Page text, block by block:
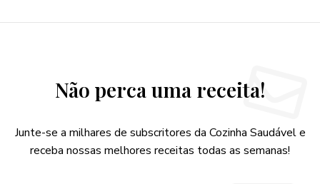
Não perca uma receita!
Junte-se a milhares de subscritores da Cozinha Saudável e
receba nossas melhores receitas todas as semanas!